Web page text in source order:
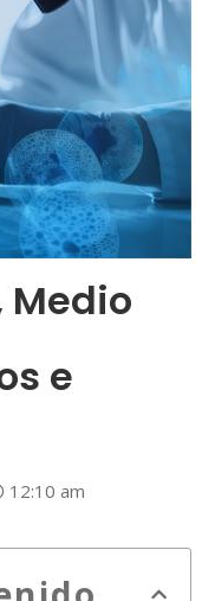
Medio
e
12:10 am